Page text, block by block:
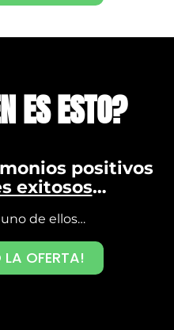
ES ESTO?
positivos
exitosos…
de ellos…
LA OFERTA!